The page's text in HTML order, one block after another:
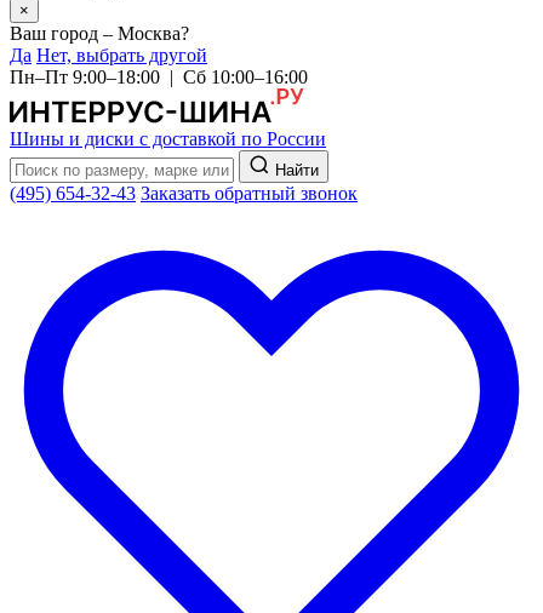
×
Ваш город – Москва?
Да Нет, выбрать другой
Пн–Пт 9:00–18:00 | Сб 10:00–16:00
Шины и диски с доставкой по России
Найти
(495) 654-32-43 Заказать обратный звонок